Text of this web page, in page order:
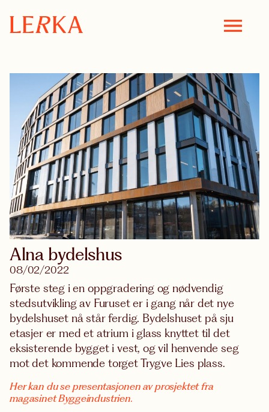
Alna bydelshus
08/02/2022
Første steg i en oppgradering og nødvendig
stedsutvikling av Furuset er i gang når det nye
bydelshuset nå står ferdig. Bydelshuset på sju
etasjer er med et atrium i glass knyttet til det
eksisterende bygget i vest, og vil henvende seg
mot det kommende torget Trygve Lies plass.
Her kan du se presentasjonen av prosjektet fra
magasinet Byggeindustrien.